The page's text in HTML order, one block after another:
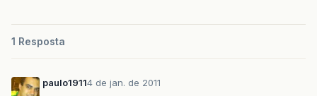
1 Resposta
paulo19114 de jan. de 2011